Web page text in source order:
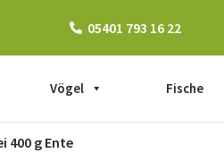
05401 793 16 22
Vögel Fische
400 g Ente